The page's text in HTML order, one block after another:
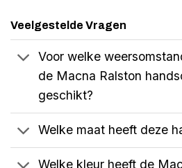
Veelgestelde Vragen
Voor welke
de Macna Ralston
geschikt?
Welke maat heeft deze
Welke kleur heeft de